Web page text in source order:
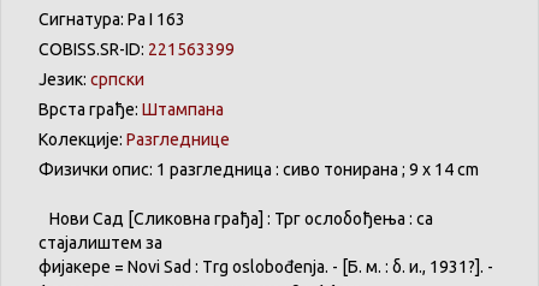
Сигнатура: Ра I 163
COBISS.SR-ID: 221563399
Језик: српски
Врста грађе: Штампана
Колекције: Разгледнице
Физички опис: 1 разгледница : сиво тонирана ; 9 x 14 cm
Нови Сад [Сликовна грађа] : Тргослобођења : са
стајалиштем за
фијакере = Novi Sad : Тrg oslobođenja. - [Б. м. : б. и., 1931?]. -